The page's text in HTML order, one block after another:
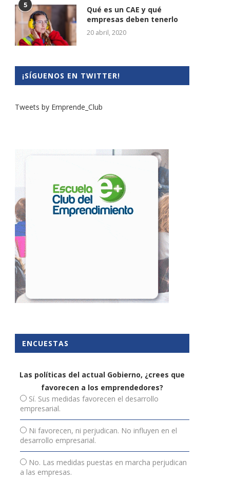
5
Qué es un CAE y qué
empresas deben tenerlo
20 abril, 2020
¡SÍGUENOS EN TWITTER!
Tweets by Emprende_Club
ENCUESTAS
Las políticas del actual Gobierno, ¿crees que
favorecen a los emprendedores?
Sí. Sus medidas favorecen el desarrollo
empresarial.
Ni favorecen, ni perjudican. No influyen en el
desarrollo empresarial.
No. Las medidas puestas en marcha perjudican
a las empresas.